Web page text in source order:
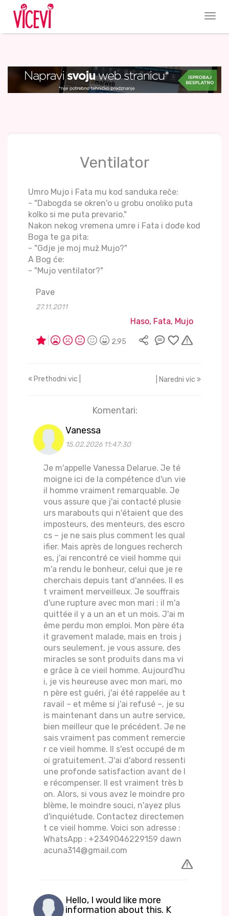
Ventilator
Umro Mujo i Fata mu kod sanduka reče:
- "Dabogda se okren'o u grobu onoliko puta
kolko si me puta prevario."
Nakon nekog vremena umre i Fata i dođe kod
Boga te ga pita:
- "Gdje je moj muž Mujo?"
A Bog će:
- "Mujo ventilator?"
Pave
27.11.2011
Haso, Fata, Mujo
2,95
Prethodni vic | | Naredni vic
Komentari:
Vanessa
15.02.2026 11:47:30
Je m'appelle Vanessa Delarue. Je té
moigne ici de la compétence d'un vie
il homme vraiment remarquable. Je
vous assure que j'ai contacté plusie
urs marabouts qui n'étaient que des
imposteurs, des menteurs, des escro
cs – je ne sais plus comment les qual
ifier. Mais après de longues recherch
es, j'ai rencontré ce vieil homme qui
m'a rendu le bonheur, celui que je re
cherchais depuis tant d'années. Il es
t vraiment merveilleux. Je souffrais
d'une rupture avec mon mari ; il m'a
quittée il y a un an et un mois. J'ai m
ême perdu mon emploi. Mon père éta
it gravement malade, mais en trois j
ours seulement, je vous assure, des
miracles se sont produits dans ma vi
e grâce à ce vieil homme. Aujourd'hu
i, je vis heureuse avec mon mari, mo
n père est guéri, j'ai été rappelée au t
ravail – et même si j'ai refusé –, je su
is maintenant dans un autre service,
bien meilleur que le précédent. Je ne
sais vraiment pas comment remercie
r ce vieil homme. Il s'est occupé de m
oi gratuitement. J'ai d'abord ressenti
une profonde satisfaction avant de l
e récompenser. Il est vraiment très b
on. Alors, si vous avez le moindre pro
blème, le moindre souci, n'ayez plus
d'inquiétude. Contactez directemen
t ce vieil homme. Voici son adresse :
WhatsApp : +2349046229159 dawn
acuna314@gmail.com
Hello, I would like more
information about this. K